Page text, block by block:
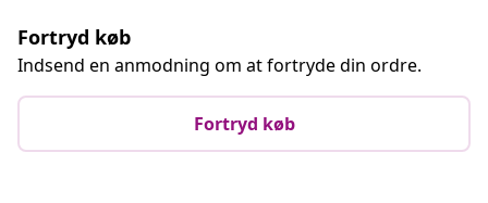
Fortryd køb
Indsend en anmodning om at fortryde din ordre.
Fortryd køb